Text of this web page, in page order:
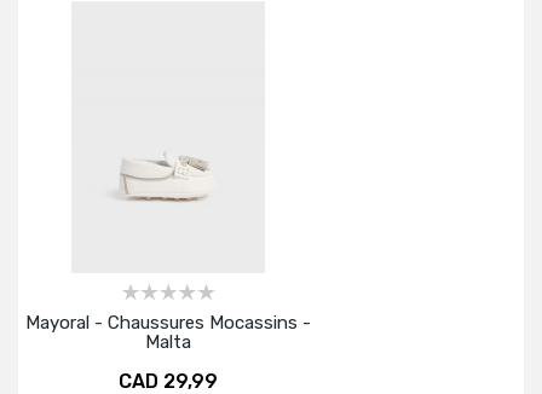
Mayoral - Chaussures Mocassins -
Malta
CAD 29,99